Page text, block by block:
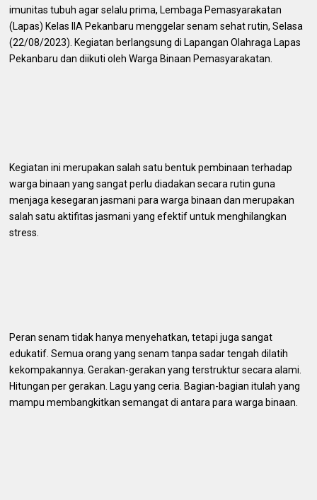
imunitas tubuh agar selalu prima, Lembaga Pemasyarakatan
(Lapas) Kelas IIA Pekanbaru menggelar senam sehat rutin, Selasa
(22/08/2023). Kegiatan berlangsung di Lapangan Olahraga Lapas
Pekanbaru dan diikuti oleh Warga Binaan Pemasyarakatan.
Kegiatan ini merupakan salah satu bentuk pembinaan terhadap
warga binaan yang sangat perlu diadakan secara rutin guna
menjaga kesegaran jasmani para warga binaan dan merupakan
salah satu aktifitas jasmani yang efektif untuk menghilangkan
stress.
Peran senam tidak hanya menyehatkan, tetapi juga sangat
edukatif. Semua orang yang senam tanpa sadar tengah dilatih
kekompakannya. Gerakan-gerakan yang terstruktur secara alami.
Hitungan per gerakan. Lagu yang ceria. Bagian-bagian itulah yang
mampu membangkitkan semangat di antara para warga binaan.